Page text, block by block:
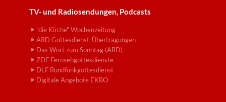
TV- und Radiosendungen, Podcasts
"die Kirche" Wochenzeitung
ARD Gottesdienst-Übertragungen
Das Wort zum Sonntag (ARD)
ZDF Fernsehgottesdienste
DLF Rundfunkgottesdienst
Digitale Angebote EKBO